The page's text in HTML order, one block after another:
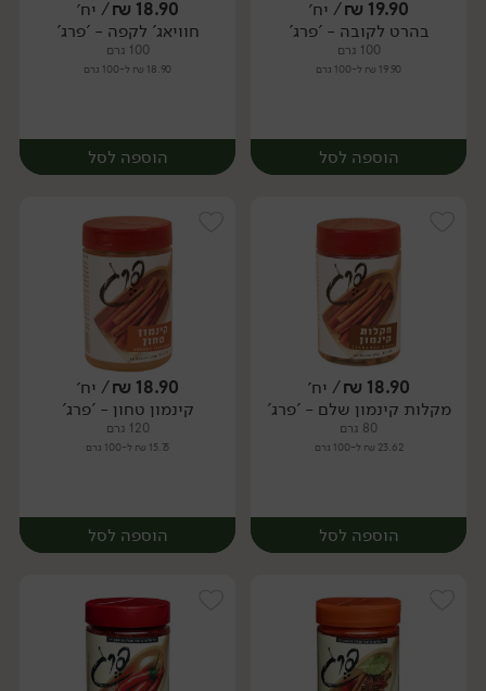
יח׳ יח׳
19.90
₪/ יח׳
בהרט לקובה - 'פרג'
100 גרם
19.90 ₪ ל-100 גרם
הוספה לסל
יח׳
18.90
₪/ יח׳
חוויאג' לקפה - 'פרג'
100 גרם
18.90 ₪ ל-100 גרם
הוספה לסל
יח׳
18.90
₪/ יח׳
מקלות קינמון שלם - 'פרג'
80 גרם
23.62 ₪ ל-100 גרם
הוספה לסל
18.90
₪/ יח׳
קינמון טחון - 'פרג'
120 גרם
15.75 ₪ ל-100 גרם
הוספה לסל